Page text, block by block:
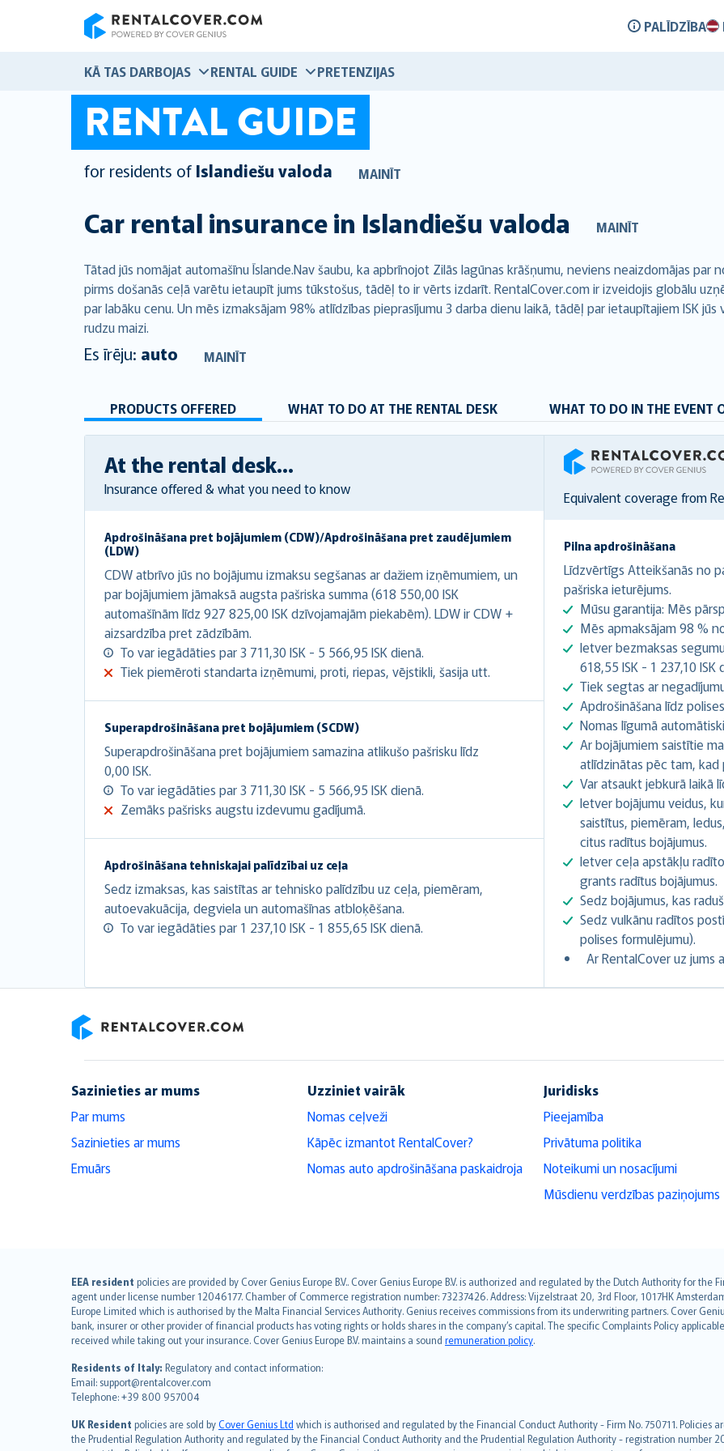
PALĪDZĪBA
KĀ TAS DARBOJAS RENTAL GUIDE PRETENZIJAS
RENTAL GUIDE
for residents of Islandiešu valoda MAINĪT
Car rental insurance in Islandiešu valoda MAINĪT
Tātad jūs nomājat automašīnu Īslande.Nav šaubu, ka apbrīnojot Zilās lagūnas krāšņumu, neviens neaizdomājas par
pirms došanās ceļā varētu ietaupīt jums tūkstošus, tādēļ to ir vērts izdarīt. RentalCover.com ir izveidojis globālu
par labāku cenu. Un mēs izmaksājam 98% atlīdzības pieprasījumu 3 darba dienu laikā, tādēļ par ietaupītajiem ISK
rudzu maizi.
Es īrēju: auto MAINĪT
PRODUCTS OFFERED WHAT TO DO AT THE RENTAL DESK WHAT TO DO IN THE EVENT
At the rental desk...
Insurance offered & what you need to know
Apdrošināšana pret bojājumiem (CDW)/Apdrošināšana pret zaudējumiem
(LDW)
CDW atbrīvo jūs no bojājumu izmaksu segšanas ar dažiem izņēmumiem, un
par bojājumiem jāmaksā augsta pašriska summa (618 550,00 ISK
automašīnām līdz 927 825,00 ISK dzīvojamajām piekabēm). LDW ir CDW +
aizsardzība pret zādzībām.
To var iegādāties par 3 711,30 ISK - 5 566,95 ISK dienā.
Tiek piemēroti standarta izņēmumi, proti, riepas, vējstikli, šasija utt.
Superapdrošināšana pret bojājumiem (SCDW)
Superapdrošināšana pret bojājumiem samazina atlikušo pašrisku līdz
0,00 ISK.
To var iegādāties par 3 711,30 ISK - 5 566,95 ISK dienā.
Zemāks pašrisks augstu izdevumu gadījumā.
Apdrošināšana tehniskajai palīdzībai uz ceļa
Sedz izmaksas, kas saistītas ar tehnisko palīdzību uz ceļa, piemēram,
autoevakuācija, degviela un automašīnas atbloķēšana.
To var iegādāties par 1 237,10 ISK - 1 855,65 ISK dienā.
RentalCover
Equivalent coverage from
Pilna apdrošināšana
Līdzvērtīgs Atteikšanās no
pašriska ieturējums.
Mūsu garantija: Mēs
Mēs apmaksājam 98 %
Ietver bezmaksas
618,55 ISK - 1 237,10
Tiek segtas ar
Apdrošināšana līdz
Nomas līgumā
Ar bojājumiem saistītie
atlīdzinātas pēc tam, kad
Var atsaukt jebkurā laikā
Ietver bojājumu veidus,
saistītus, piemēram,
citus radītus bojājumus.
Ietver ceļa apstākļu
grants radītus bojājumus.
Sedz bojājumus, kas
Sedz vulkānu radītos
polises formulējumu).
Ar RentalCover uz jums
Sazinieties ar mums
Par mums
Sazinieties ar mums
Emuārs
Uzziniet vairāk
Nomas ceļveži
Kāpēc izmantot RentalCover?
Nomas auto apdrošināšana paskaidroja
Juridisks
Pieejamība
Privātuma politika
Noteikumi un nosacījumi
Mūsdienu verdzības paziņojums
EEA resident policies are provided by Cover Genius Europe B.V.. Cover Genius Europe B.V. is authorized and regulated by the Dutch Authority for
agent under license number 12046177. Chamber of Commerce registration number: 73237426. Address: Vijzelstraat 20, 3rd Floor, 1017HK
Europe Limited which is authorised by the Malta Financial Services Authority. Genius receives commissions from its underwriting partners. Cover
bank, insurer or other provider of financial products has voting rights or holds shares in the company’s capital. The specific Complaints Policy
received while taking out your insurance. Cover Genius Europe B.V. maintains a sound remuneration policy.
Residents of Italy: Regulatory and contact information:
Email: support@rentalcover.com
Telephone: +39 800 957004
UK Resident policies are sold byCover Genius Ltd which is authorised and regulated by the Financial Conduct Authority - Firm No. 750711. Policies
the Prudential Regulation Authority and regulated by the Financial Conduct Authority and the Prudential Regulation Authority - registration number
English (UK)
English (US)
Deutsch
français
Nederlands
español
italiano
简体中文
繁體中文